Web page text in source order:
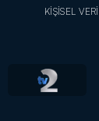
KİŞİSEL